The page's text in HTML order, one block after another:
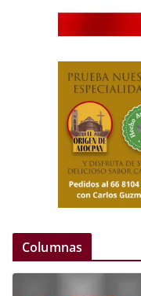
Columnas